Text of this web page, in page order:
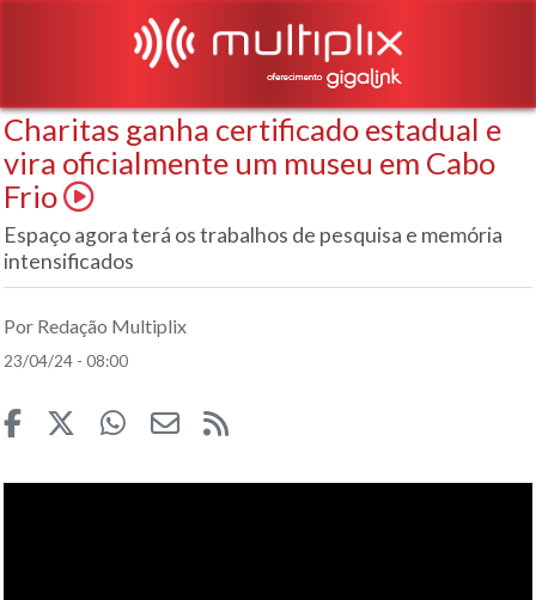
Charitas ganha certificado estadual e
vira oficialmente um museu em Cabo
Frio
Espaço agora terá os trabalhos de pesquisa e memória
intensificados
Por Redação Multiplix
23/04/24 - 08:00